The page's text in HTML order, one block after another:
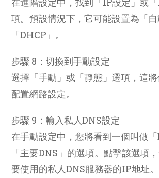
項。預設情況下，它可能設置為「
「DHCP」。
步驟 8：切換到手動設定
選擇「手動」或「靜態」選項，這
配置網路設定。
步驟 9：輸入私人DNS設定
在手動設定中，您將看到一個叫做
「主要DNS」的選項。點擊該選項
要使用的私人DNS服務器的IP地址